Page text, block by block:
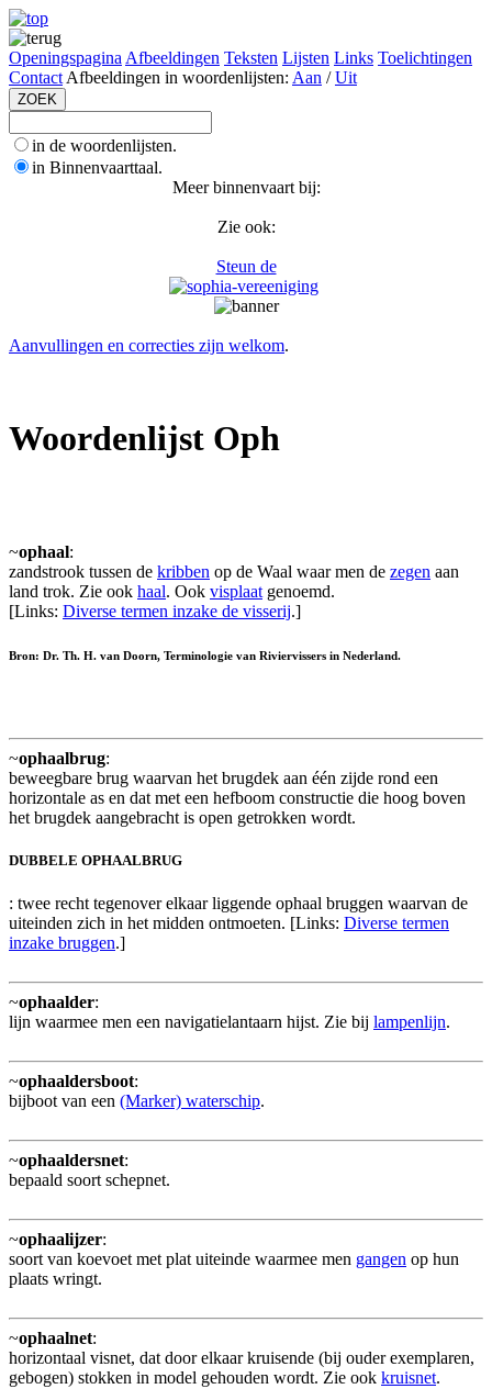
Openingspagina Afbeeldingen Teksten Lijsten Links Toelichtingen
Contact Afbeeldingen in woordenlijsten: Aan /Uit
in de woordenlijsten.
in Binnenvaarttaal.
Meer binnenvaart bij:
Zie ook:
Steun de
Aanvullingen en correcties zijn welkom.
Woordenlijst Oph
~ophaal:
zandstrook tussen de kribben op de Waal waar men de zegen aan
land trok. Zie ook haal. Ook visplaat genoemd.
[Links: Diverse termen inzake de visserij.]
Bron: Dr. Th. H. van Doorn, Terminologie van Riviervissers in Nederland.
~ophaalbrug:
beweegbare brug waarvan het brugdek aan één zijde rond een
horizontale as en dat met een hefboom constructie die hoog boven
het brugdek aangebracht is open getrokken wordt.
DUBBELE OPHAALBRUG
: twee recht tegenover elkaar liggende ophaal bruggen waarvan de
uiteinden zich in het midden ontmoeten. [Links: Diverse termen
inzake bruggen.]
~ophaalder:
lijn waarmee men een navigatielantaarn hijst. Zie bij lampenlijn.
~ophaaldersboot:
bijboot van een (Marker) waterschip.
~ophaaldersnet:
bepaald soort schepnet.
~ophaalijzer:
soort van koevoet met plat uiteinde waarmee men gangen op hun
plaats wringt.
~ophaalnet:
horizontaal visnet, dat door elkaar kruisende (bij ouder exemplaren,
gebogen) stokken in model gehouden wordt. Zie ook kruisnet.